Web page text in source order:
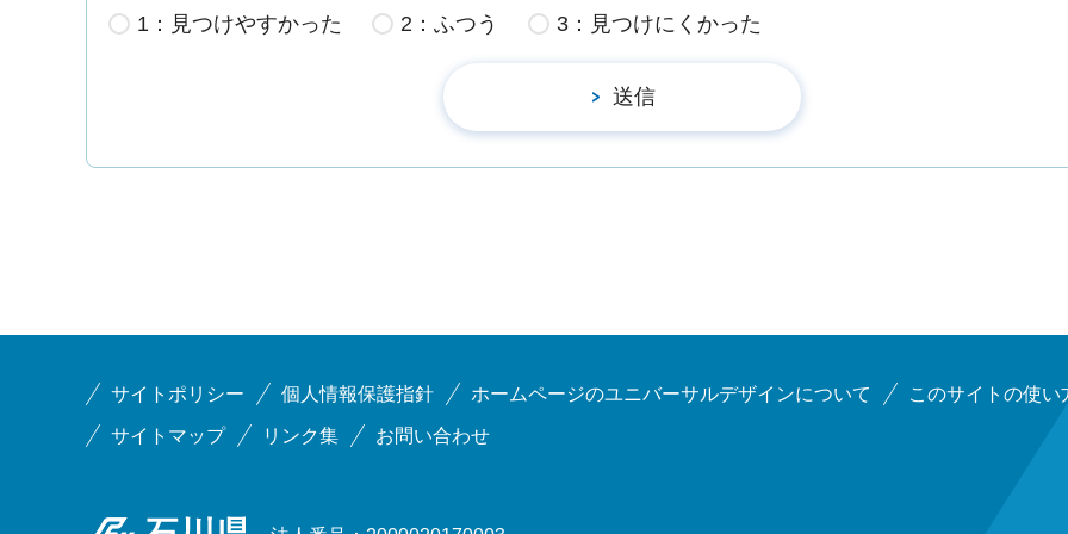
1：見つけやすかった 2：ふつう 3：見つけにくかった
サイトポリシー 個人情報保護指針 ホームページのユニバーサルデザインについて このサイトの使い
サイトマップ リンク集 お問い合わせ